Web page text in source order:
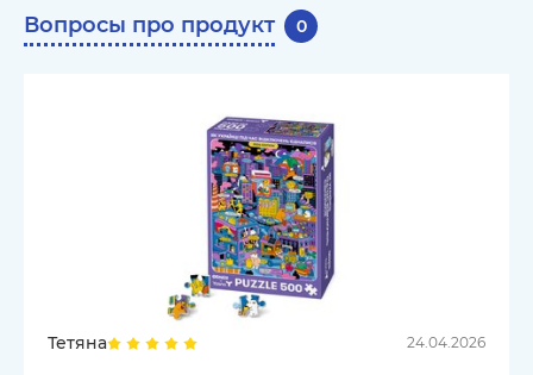
Вопросы про продукт 0
Тетяна 24.04.2026